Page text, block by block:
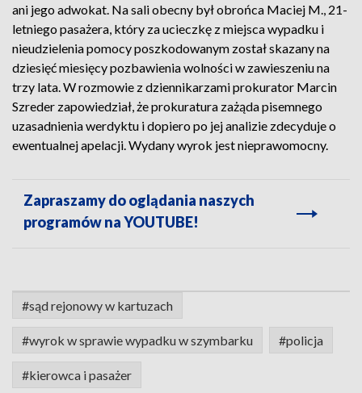
ani jego adwokat. Na sali obecny był obrońca Maciej M., 21-
letniego pasażera, który za ucieczkę z miejsca wypadku i
nieudzielenia pomocy poszkodowanym został skazany na
dziesięć miesięcy pozbawienia wolności w zawieszeniu na
trzy lata. W rozmowie z dziennikarzami prokurator Marcin
Szreder zapowiedział, że prokuratura zażąda pisemnego
uzasadnienia werdyktu i dopiero po jej analizie zdecyduje o
ewentualnej apelacji. Wydany wyrok jest nieprawomocny.
Zapraszamy do oglądania naszych
programów na YOUTUBE!
#sąd rejonowy w kartuzach
#wyrok w sprawie wypadku w szymbarku #policja
#kierowca i pasażer